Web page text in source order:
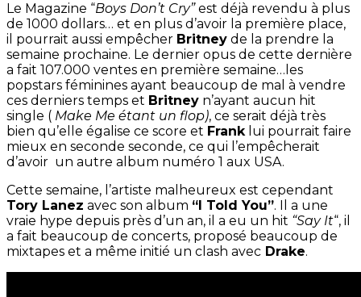
Le Magazine “Boys Don’t Cry”est déjà revendu à plus
de 1000 dollars… et en plus d’avoir la première place,
il pourrait aussi empêcher Britney de la prendre la
semaine prochaine. Le dernier opus de cette dernière
a fait 107.000 ventes en première semaine…les
popstars féminines ayant beaucoup de mal à vendre
ces derniers temps et Britney n’ayant aucun hit
single ( Make Me étant un flop), ce serait déjà très
bien qu’elle égalise ce score et Franklui pourrait faire
mieux en seconde seconde, ce qui l’empêcherait
d’avoir un autre album numéro 1 aux USA.
Cette semaine, l’artiste malheureux est cependant
Tory Lanez avec son album “I Told You”. Il a une
vraie hype depuis près d’un an, il a eu un hit “Say It“, il
a fait beaucoup de concerts, proposé beaucoup de
mixtapes et a même initié un clash avec Drake.